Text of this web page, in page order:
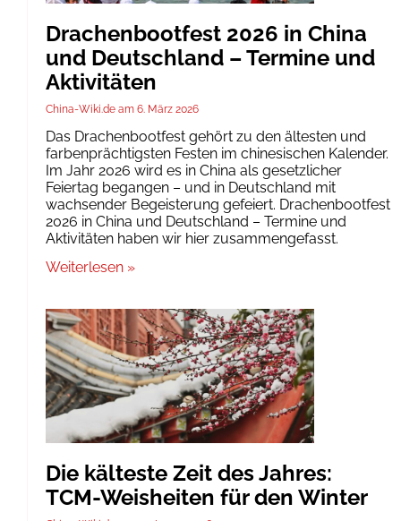
Drachenbootfest 2026 in China
und Deutschland – Termine und
Aktivitäten
China-Wiki.de 6. März 2026
Das Drachenbootfest gehört zu den ältesten und
farbenprächtigsten Festen im chinesischen Kalender.
Im Jahr 2026 wird es in China als gesetzlicher
Feiertag begangen – und in Deutschland mit
wachsender Begeisterung gefeiert. Drachenbootfest
2026 in China und Deutschland – Termine und
Aktivitäten haben wir hier zusammengefasst.
Weiterlesen »
Die kälteste Zeit des Jahres:
TCM-Weisheiten für den Winter